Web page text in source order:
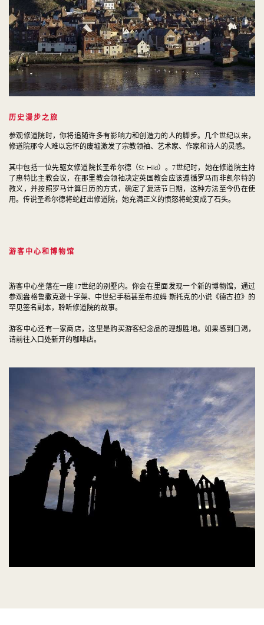
历史漫步之旅
参观修道院时，你将追随许多有影响力和创造力的人的脚步。几个世纪以来，
修道院那令人难以忘怀的废墟激发了宗教领袖、艺术家、作家和诗人的灵感。
其中包括一位先驱女修道院长圣希尔德（St Hild）。7世纪时，她在修道院主持
了惠特比主教会议，在那里教会领袖决定英国教会应该遵循罗马而非凯尔特的
教义，并按照罗马计算日历的方式，确定了复活节日期，这种方法至今仍在使
用。传说圣希尔德将蛇赶出修道院，她充满正义的愤怒将蛇变成了石头。
游客中心和博物馆
游客中心坐落在一座17世纪的别墅内。你会在里面发现一个新的博物馆，通过
参观盎格鲁撒克逊十字架、中世纪手稿甚至布拉姆·斯托克的小说《德古拉》的
罕见签名副本，聆听修道院的故事。
游客中心还有一家商店，这里是购买游客纪念品的理想胜地。如果感到口渴，
请前往入口处新开的咖啡店。